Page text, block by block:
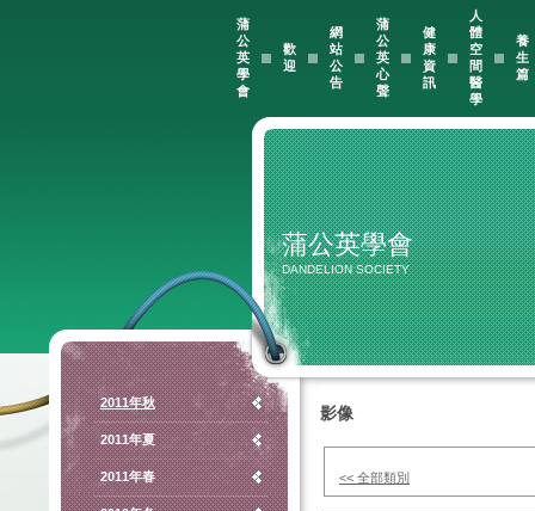
蒲
公
英
學
會
歡
迎
網
站
公
告
蒲
公
英
心
聲
健
康
資
訊
人
體
空
間
醫
學
養
生
篇
蒲公英學會
DANDELION SOCIETY
2011年秋
2011年夏
2011年春
影像
<< 全部類別